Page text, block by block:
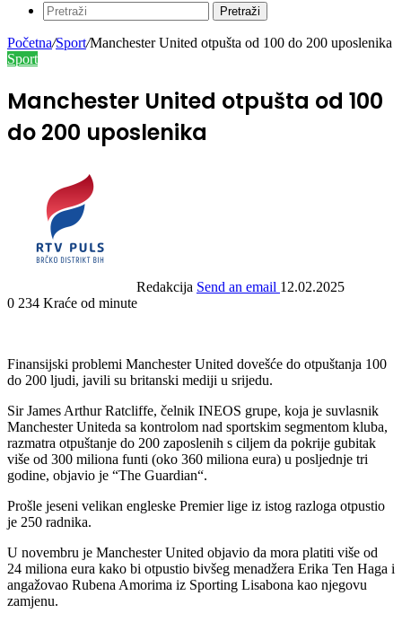
Pretraži
Početna/Sport/Manchester United otpušta od 100 do 200 uposlenika
Sport
Manchester United otpušta od 100
do 200 uposlenika
Redakcija Send an email 12.02.2025
0 234 Kraće od minute
Finansijski problemi Manchester United dovešće do otpuštanja 100
do 200 ljudi, javili su britanski mediji u srijedu.
Sir James Arthur Ratcliffe, čelnik INEOS grupe, koja je suvlasnik
Manchester Uniteda sa kontrolom nad sportskim segmentom kluba,
razmatra otpuštanje do 200 zaposlenih s ciljem da pokrije gubitak
više od 300 miliona funti (oko 360 miliona eura) u posljednje tri
godine, objavio je “The Guardian“.
Prošle jeseni velikan engleske Premier lige iz istog razloga otpustio
je 250 radnika.
U novembru je Manchester United objavio da mora platiti više od
24 miliona eura kako bi otpustio bivšeg menadžera Erika Ten Haga i
angažovao Rubena Amorima iz Sporting Lisabona kao njegovu
zamjenu.